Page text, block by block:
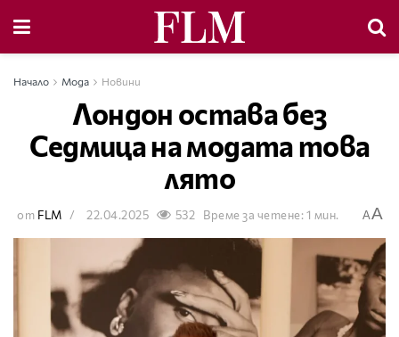
Начало Мода Новини
Лондон остава без
Седмица на модата това
лято
от FLM 22.04.2025 532 Време за четене: 1 мин. AA